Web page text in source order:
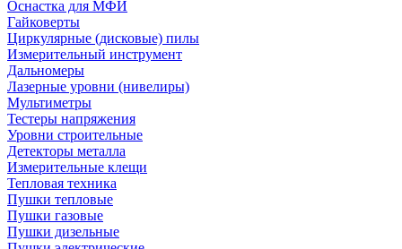
Оснастка для МФИ
Гайковерты
Циркулярные (дисковые) пилы
Измерительный инструмент
Дальномеры
Лазерные уровни (нивелиры)
Мультиметры
Тестеры напряжения
Уровни строительные
Детекторы металла
Измерительные клещи
Тепловая техника
Пушки тепловые
Пушки газовые
Пушки дизельные